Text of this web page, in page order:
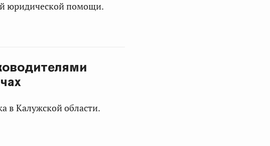
юридической помощи.
в Калужской области.